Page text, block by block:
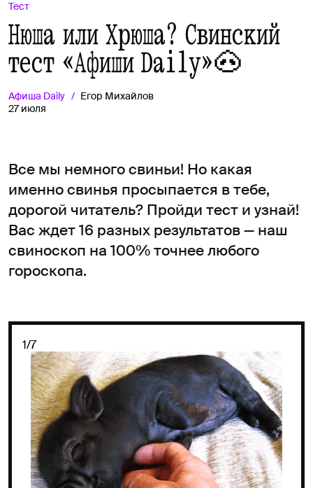
Тест
Нюша или Хрюша? Свинский
тест «Афиши Daily»🐽
Афиша Daily
Егор Михайлов
27 июля
Все мы немного свиньи! Но какая
именно свинья просыпается в тебе,
дорогой читатель? Пройди тест и узнай!
Вас ждет 16 разных результатов — наш
свиноскоп на 100% точнее любого
гороскопа.
1/7